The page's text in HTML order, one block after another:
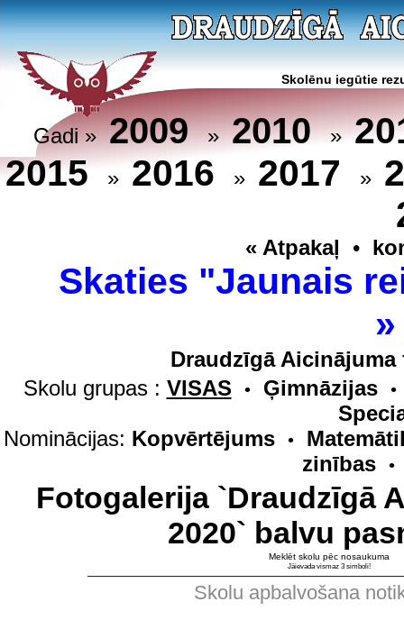
Skolēnu iegūtie
Gadi »2009 »2010 »
2015
» 2016 » 2017 »
« Atpakaļ •
Skaties "Jaunais
Draudzīgā
Skolu grupas : VISAS • Ģimnāzijas •
Nominācijas: Kopvērtējums •
zinības
•
Fotogalerija `Draudzīgā
2020` balvu
Meklēt skolu pēc nosaukuma
Jāievada vismaz 3 simboli!
Skolu apbalvošana